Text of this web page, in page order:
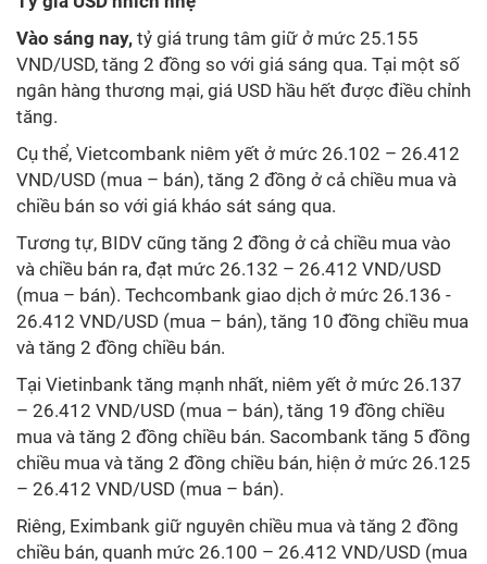
Vào sáng nay, tỷ giá trung tâm giữ ở mức 25.155
VND/USD, tăng 2 đồng so với giá sáng qua. Tại một số
ngân hàng thương mại, giá USD hầu hết được điều chỉnh
tăng.
Cụ thể, Vietcombank niêm yết ở mức 26.102 – 26.412
VND/USD (mua – bán), tăng 2 đồng ở cả chiều mua và
chiều bán so với giá kháo sát sáng qua.
Tương tự, BIDV cũng tăng 2 đồng ở cả chiều mua vào
và chiều bán ra, đạt mức 26.132 – 26.412 VND/USD
(mua – bán). Techcombank giao dịch ở mức 26.136 -
26.412 VND/USD (mua – bán), tăng 10 đồng chiều mua
và tăng 2 đồng chiều bán.
Tại Vietinbank tăng mạnh nhất, niêm yết ở mức 26.137
– 26.412 VND/USD (mua – bán), tăng 19 đồng chiều
mua và tăng 2 đồng chiều bán. Sacombank tăng 5 đồng
chiều mua và tăng 2 đồng chiều bán, hiện ở mức 26.125
– 26.412 VND/USD (mua – bán).
Riêng, Eximbank giữ nguyên chiều mua và tăng 2 đồng
chiều bán, quanh mức 26.100 – 26.412 VND/USD (mua